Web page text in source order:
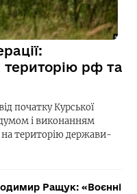
територію рф та
початку Курської
і виконанням
на територію держави-
Ращук: «Воєнні